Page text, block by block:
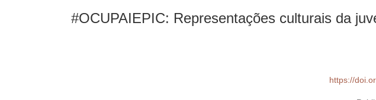
#OCUPAIEPIC: Representações culturais da
https://